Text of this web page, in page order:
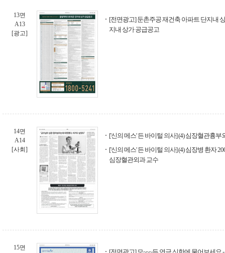
13면
A13
[광고]
[전면광고] 둔촌주공 재건축 아파트 단지내
지내 상가 공급공고
14면
A14
[사회]
['신의 메스' 든 바이털 의사] (4) 심장혈관흉부
['신의 메스' 든 바이털 의사] (4) 심장병 환자
심장혈관외과 교수
15면